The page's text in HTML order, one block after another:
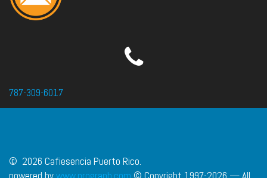
787-309-6017
© 2026 Cafiesencia Puerto Rico.